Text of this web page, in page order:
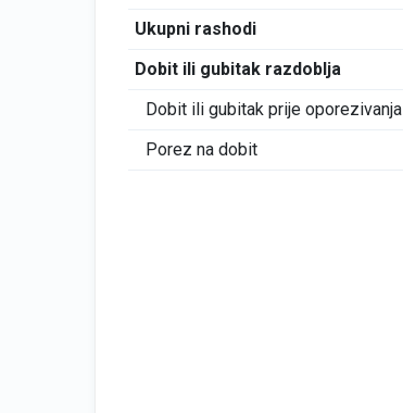
Ukupni rashodi
Dobit ili gubitak razdoblja
Dobit ili gubitak prije oporezivanja
Porez na dobit